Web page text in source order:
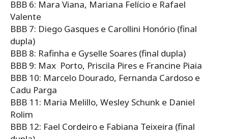
BBB 6: Mara Viana, Mariana Felício e Rafael
Valente
BBB 7: Diego Gasques e Carollini Honório (final
dupla)
BBB 8: Rafinha e Gyselle Soares (final dupla)
BBB 9: Max Porto, Priscila Pires e Francine Piaia
BBB 10: Marcelo Dourado, Fernanda Cardoso e
Cadu Parga
BBB 11: Maria Melillo, Wesley Schunk e Daniel
Rolim
BBB 12: Fael Cordeiro e Fabiana Teixeira (final